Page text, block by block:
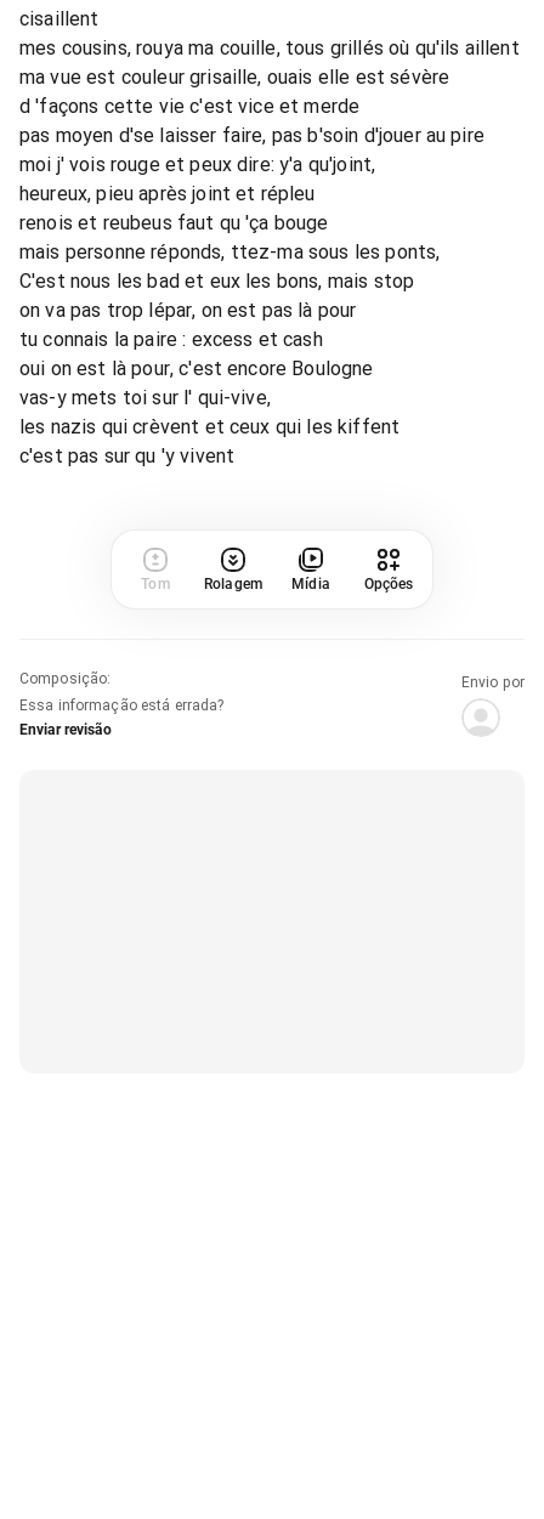
cisaillent
mes cousins, rouya ma couille, tous grillés où qu'ils aillent
ma vue est couleur grisaille, ouais elle est sévère
d 'façons cette vie c'est vice et merde
pas moyen d'se laisser faire, pas b'soin d'jouer au pire
moi j' vois rouge et peux dire: y'a qu'joint,
heureux, pieu après joint et répleu
renois et reubeus faut qu 'ça bouge
mais personne réponds, ttez-ma sous les ponts,
C'est nous les bad et eux les bons, mais stop
on va pas trop lépar, on est pas là pour
tu connais la paire : excess et cash
oui on est là pour, c'est encore Boulogne
vas-y mets toi sur l' qui-vive,
les nazis qui crèvent et ceux qui les kiffent
c'est pas sur qu 'y vivent
Tom Rolagem Mídia Opções
Composição:
Essa informação está errada?
Enviar revisão
Envio por